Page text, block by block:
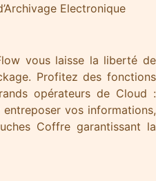
Electronique
vous laisse la liberté de
Profitez des fonctions
opérateurs de Cloud :
vos informations,
Coffre garantissant la